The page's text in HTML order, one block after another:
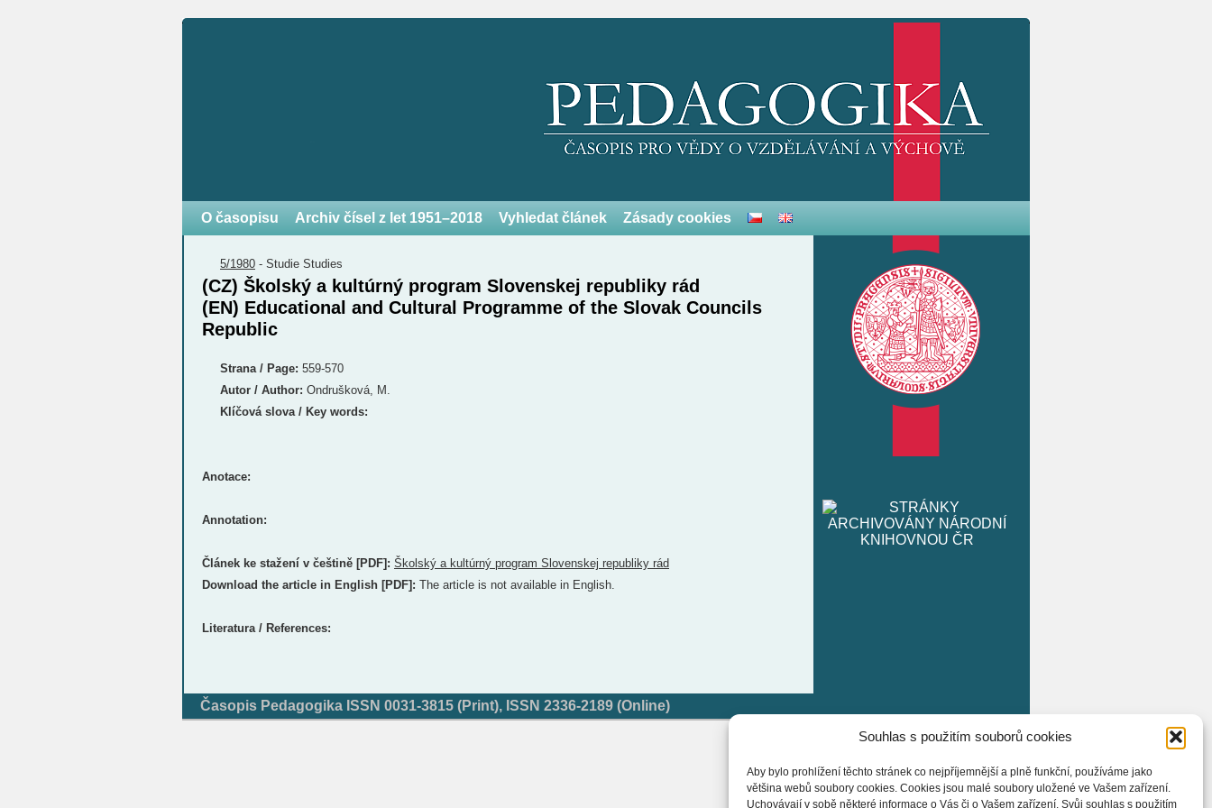
Souhlas s použitím souborů cookies
Aby bylo prohlížení těchto stránek co nejpříjemnější a plně funkční, používáme jako
většina webů soubory cookies. Cookies jsou malé soubory uložené ve Vašem zařízení.
Uchovávají v sobě některé informace o Vás či o Vašem zařízení. Svůj souhlas s použitím
O časopisu Archiv čísel z let 1951–2018 Vyhledat článek Zásady cookies
5/1980 - Studie Studies
(CZ) Školský a kultúrný program Slovenskej republiky rád
(EN) Educational and Cultural Programme of the Slovak Councils
Republic
Strana / Page: 559-570
Autor / Author: Ondrušková, M.
Klíčová slova / Key words:
Anotace:
Annotation:
Článek ke stažení v češtině [PDF]: Školský a kultúrný program Slovenskej republiky rád
Download the article in English [PDF]: The article is not available in English.
Literatura / References:
Časopis Pedagogika ISSN 0031-3815 (Print), ISSN 2336-2189 (Online)